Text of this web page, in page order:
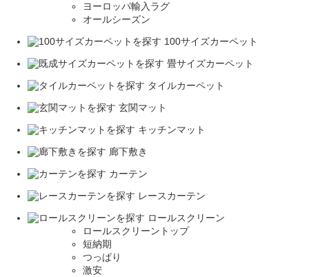
ヨーロッパ輸入ラグ
オールシーズン
100サイズカーペット
畳サイズカーペット
タイルカーペット
玄関マット
キッチンマット
廊下敷き
カーテン
レースカーテン
ロールスクリーン
ロールスクリーントップ
短納期
つっぱり
激安